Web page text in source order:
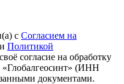
с Согласием на
и Политикой
согласие на обработку
(ИНН
документами.